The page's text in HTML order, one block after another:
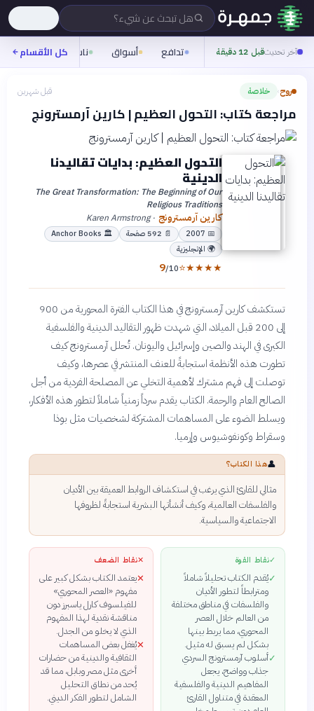
هل تبحث عن شيء؟
آخر تحديثقبل 12 دقيقة تدافع أسواق ناس روح
كل الأقسام
روح› خلاصة قبل شهرين
مراجعة كتاب: التحول العظيم | كارين آرمسترونج
التحول العظيم: بدايات تقاليدنا
الدينية
The Great Transformation: The Beginning of Our
Religious Traditions
كارين آرمسترونج ·
Karen Armstrong
📅
2007
📄
592 صفحة 🏛
Anchor Books
🌍 الإنجليزية
★
★
★
★
⭐
9/10
تستكشف كارين آرمسترونج في هذا الكتاب الفترة المحورية من 900
إلى 200 قبل الميلاد، التي شهدت ظهور التقاليد الدينية والفلسفية
الكبرى في الهند والصين وإسرائيل واليونان. تُحلل آرمسترونج كيف
تطورت هذه الأنظمة استجابةً للعنف المنتشر في عصرها، وكيف
توصلت إلى فهم مشترك لأهمية التخلي عن المصلحة الفردية من أجل
الصالح العام والرحمة. الكتاب يقدم سرداً زمنياً شاملاً لتطور هذه الأفكار،
ويسلط الضوء على المساهمات المشتركة لشخصيات مثل بوذا
وسقراط وكونفوشيوس وإرميا.
👤هذا الكتاب؟
مثالي للقارئ الذي يرغب في استكشاف الروابط العميقة بين الأديان
والفلسفات العالمية، وكيف أنشأتها البشرية استجابةً لظروفها
الاجتماعية والسياسية.
✓نقاط القوة
✓يُقدم الكتاب تحليلاً شاملاً
ومترابطاً لتطور الأديان
والفلسفات في مناطق مختلفة
من العالم خلال العصر
المحوري، مما يربط بينها
بشكل لم يسبق له مثيل.
✓أسلوب آرمسترونج السردي
جذاب وواضح، يجعل
المفاهيم الدينية والفلسفية
المعقدة في متناول القارئ
✕نقاط الضعف
✕يعتمد الكتاب بشكل كبير على
مفهوم «العصر المحوري»
للفيلسوف كارل ياسبرز دون
مناقشة نقدية لهذا المفهوم
الذي لا يخلو من الجدل.
✕يُغفل بعض المساهمات
الثقافية والدينية من حضارات
أخرى مثل مصر وبابل، مما قد
يُحد من نطاق التحليل
الشامل لتطور الفكر الديني.